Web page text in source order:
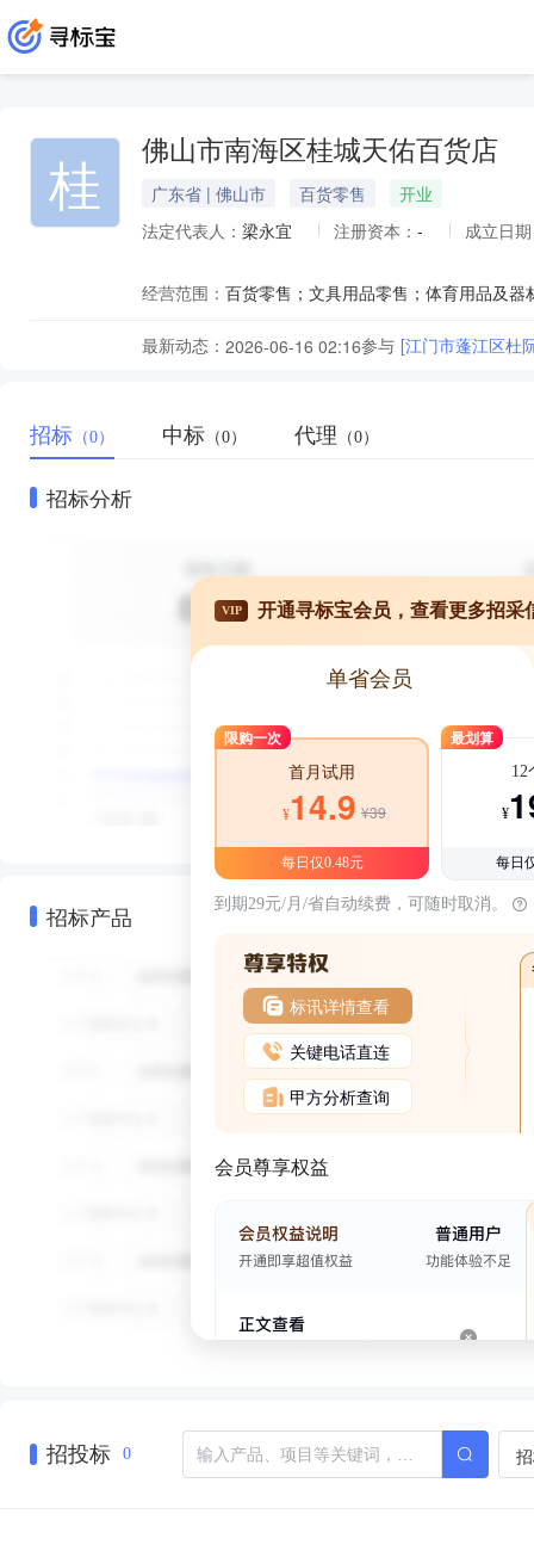
桂 佛山市南海区桂城天佑百货店
广东省 | 佛山市 百货零售
开业
法定代表人： 梁永宜 注册资本： - 成立日
经营范围：
最新动态： 2026-06-16 02:16参与 [江门市蓬江区杜
招标 （0） 中标 （0） 代理 （0）
招标分析
招标产品
VIP 开通寻标宝会员，查看更多招采
单省会员
限购一次
首月试用
¥14.9 ¥39
每日仅0.48元
最划算
12
¥
每日
到期29元/月/省自动续费，可随时取消。
标讯详情查看
关键电话直连
甲方分析查询
会员尊享权益
招投标 0